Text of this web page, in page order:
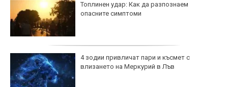
Топлинен удар: Как да разпознаем
опасните симптоми
4 зодии привличат пари и късмет с
влизането на Меркурий в Лъв